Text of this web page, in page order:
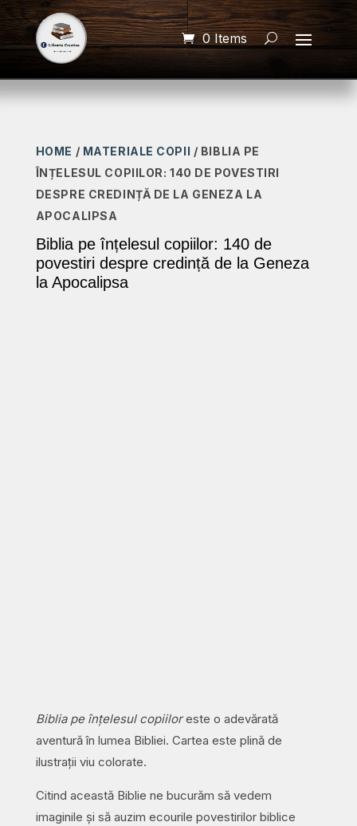
0 Items
HOME / MATERIALE COPII / BIBLIA PE
ÎNȚELESUL COPIILOR: 140 DE POVESTIRI
DESPRE CREDINȚĂ DE LA GENEZA LA
APOCALIPSA
Biblia pe înțelesul copiilor: 140 de
povestiri despre credință de la Geneza
la Apocalipsa
Biblia pe înțelesul copiiloreste o adevărată
aventură în lumea Bibliei. Cartea este plină de
ilustrații viu colorate.
Citind această Biblie ne bucurăm să vedem
imaginile și să auzim ecourile povestirilor biblice